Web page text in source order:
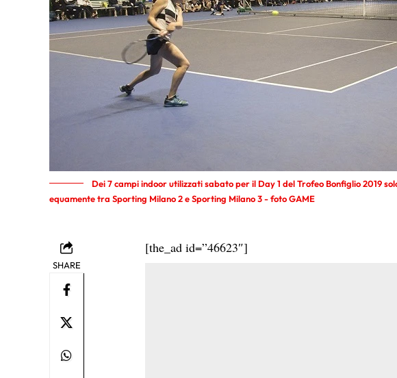
Dei 7 campi indoor utilizzati sabato per il Day 1 del Trofeo Bonfiglio 2019
equamente tra Sporting Milano 2 e Sporting Milano 3 - foto GAME
SHARE
[the_ad id=”46623″]